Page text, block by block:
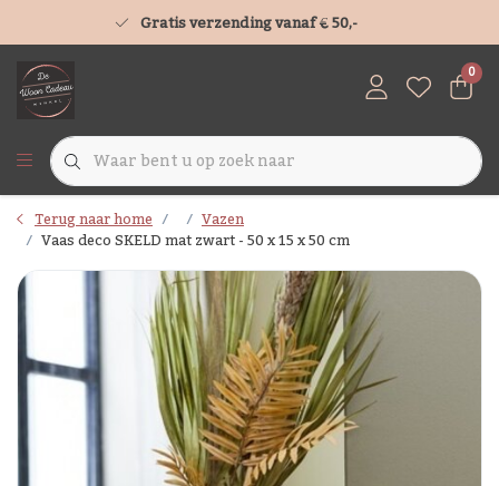
Gratis verzending vanaf € 50,-
0
Terug naar home Vazen
Vaas deco SKELD mat zwart - 50 x 15 x 50 cm